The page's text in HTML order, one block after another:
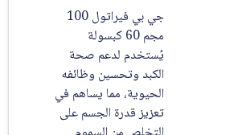
جي بي فيراتول 100
مجم 60 كبسولة
يُستخدم لدعم صحة
الكبد وتحسين وظائفه
الحيوية، مما يساهم في
تعزيز قدرة الجسم على